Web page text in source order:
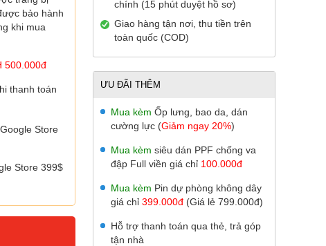
bảo hành
khi mua
500.000đ
thanh toán
Store
Store 399$
chính (15 phút duyệt hồ sơ)
Giao hàng tận nơi, thu tiền trên
toàn quốc (COD)
ƯU ĐÃI THÊM
Mua kèm Ốp lưng, bao da, dán
cường lực (Giảm ngay 20%)
Mua kèm siêu dán PPF chống va
đập Full viền giá chỉ 100.000đ
Mua kèm Pin dự phòng không dây
giá chỉ 399.000đ (Giá lẻ 799.000đ)
Hỗ trợ thanh toán qua thẻ, trả góp
tận nhà